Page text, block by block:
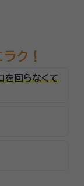
ク！
を回らなくて